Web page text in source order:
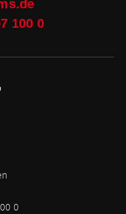
100 0
0